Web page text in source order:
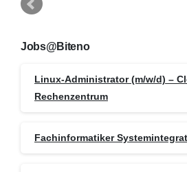
Jobs@Biteno
Linux-Administrator (m/w/d) –
Rechenzentrum
Fachinformatiker